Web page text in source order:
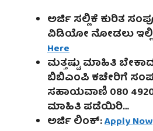
ಅರ್ಜಿ ಸಲ್ಲಿಕೆ ಕುರಿತ
ವಿಡಿಯೋ ನೋಡಲು ಇಲ್ಲಿ
Here
ಮತ್ತಷ್ಟು ಮಾಹಿತಿ
ಬಿಬಿಎಂಪಿ ಕಚೇರಿಗೆ
ಸಹಾಯವಾಣಿ 080
ಮಾಹಿತಿ ಪಡೆಯಿರಿ…
ಅರ್ಜಿ ಲಿಂಕ್:Apply Now